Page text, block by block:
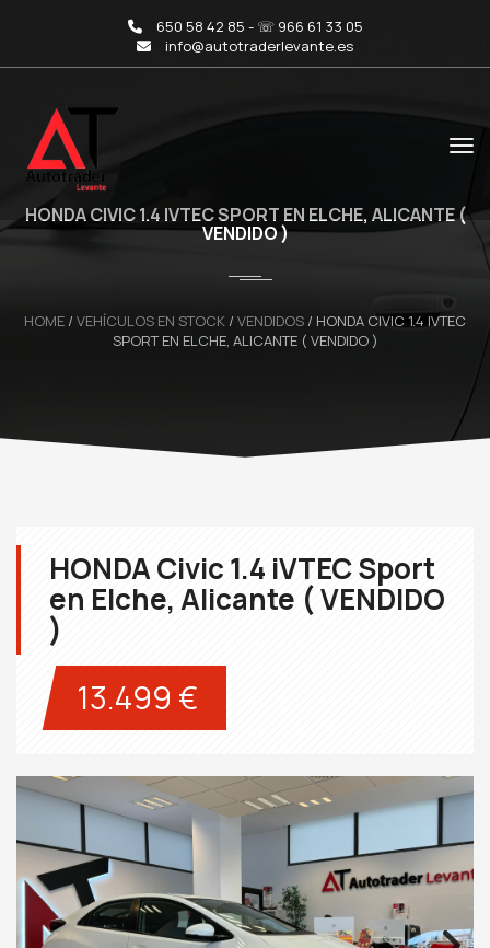
650 58 42 85 - ☏ 966 61 33 05
info@autotraderlevante.es
HONDA CIVIC 1.4 IVTEC SPORT EN ELCHE, ALICANTE (
VENDIDO )
HOME / VEHÍCULOS EN STOCK / VENDIDOS / HONDA CIVIC 1.4 IVTEC
SPORT EN ELCHE, ALICANTE ( VENDIDO )
HONDA Civic 1.4 iVTEC Sport
en Elche, Alicante ( VENDIDO
)
13.499 €